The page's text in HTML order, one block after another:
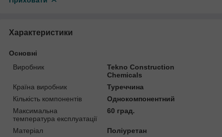
Характеристики
Основні
Виробник
Tekno Construction
Chemicals
Країна виробник
Туреччина
Кількість компонентів
Однокомпонентний
Максимальна
температура експлуатації
60 град.
Матеріал
Поліуретан